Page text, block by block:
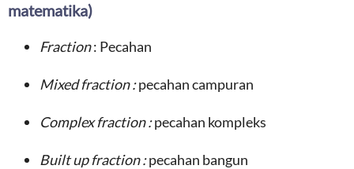
matematika)
Fraction: Pecahan
Mixed fraction :pecahan campuran
Complex fraction :pecahan kompleks
Built up fraction :pecahan bangun